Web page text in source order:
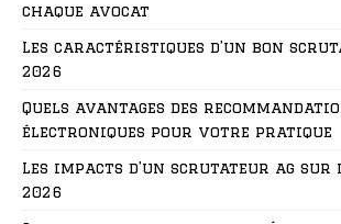
chaque avocat
Les caractéristiques d’un bon
2026
Quels avantages des
électroniques pour votre pratique
Les impacts d’un scrutateur ag
2026